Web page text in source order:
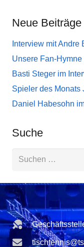
Neue Beiträge
Interview mit Andre
Unsere Fan-
Basti Steger im
Spieler des Monats
Daniel Habesohn
Suche
Suchen